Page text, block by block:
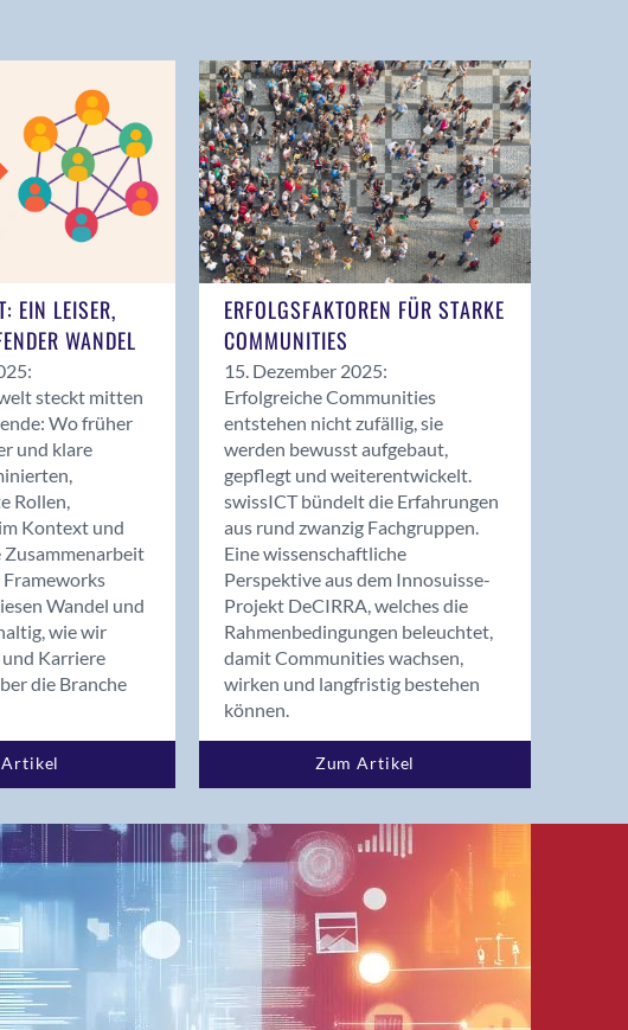
EIN LEISER,
WANDEL
steckt mitten
Wo früher
und klare
Rollen,
Kontext und
Frameworks
Wandel und
wie wir
Karriere
die Branche
ERFOLGSFAKTOREN FÜR STARKE
COMMUNITIES
15. Dezember 2025:
Erfolgreiche Communities
entstehen nicht zufällig, sie
werden bewusst aufgebaut,
gepflegt und weiterentwickelt.
swissICT bündelt die Erfahrungen
aus rund zwanzig Fachgruppen.
Eine wissenschaftliche
Perspektive aus dem Innosuisse-
Projekt DeCIRRA, welches die
Rahmenbedingungen beleuchtet,
damit Communities wachsen,
wirken und langfristig bestehen
können.
Zum Artikel